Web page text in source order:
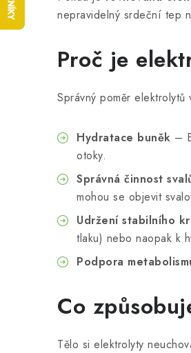
nepravidelný srdeční tep
Proč je
Správný poměr
Hydratace buněk –
otoky.
Správná činnost
mohou se objevit
Udržení stabilního
tlaku) nebo naopak k
Podpora
Co
Tělo si elektrolyty